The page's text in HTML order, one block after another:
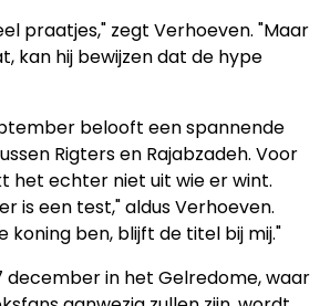
praatjes," zegt Verhoeven. "Maar
kan hij bewijzen dat de hype
belooft een spannende
Rigters en Rajabzadeh. Voor
het echter niet uit wie er wint.
is een test," aldus Verhoeven.
koning ben, blijft de titel bij mij."
december in het Gelredome, waar